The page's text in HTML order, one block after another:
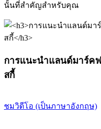
นั้นที่สำคัญสำหรับคุณ
การแนะนำแลนด์มาร์ค
สกี้
ชมวิดีโอ (เป็นภาษาอังกฤษ)